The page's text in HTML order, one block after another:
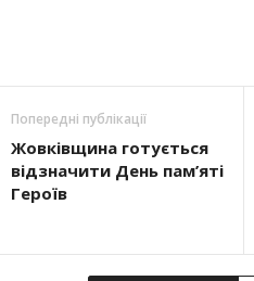
Попередні публікації
Жовківщина готується
відзначити День пам’яті
Героїв